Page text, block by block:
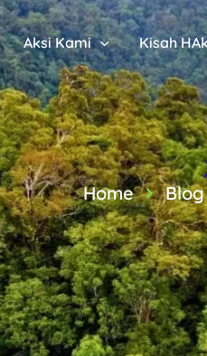
Aksi Kami Kisah
Home